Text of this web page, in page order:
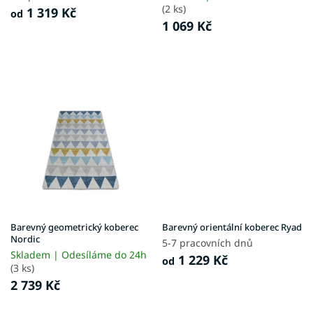
ů
od 1 319 Kč
(2 ks)
1 069 Kč
Barevný geometrický koberec
Nordic
Skladem | Odesíláme do 24h
(3 ks)
2 739 Kč
Barevný orientální koberec Ryad
5-7 pracovních dnů
od 1 229 Kč